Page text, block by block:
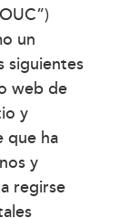
un
siguientes
web de
y
que ha
y
regirse